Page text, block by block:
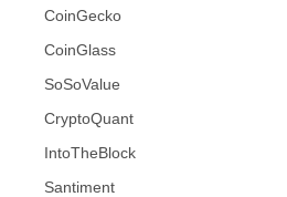
CoinGecko
CoinGlass
SoSoValue
CryptoQuant
IntoTheBlock
Santiment